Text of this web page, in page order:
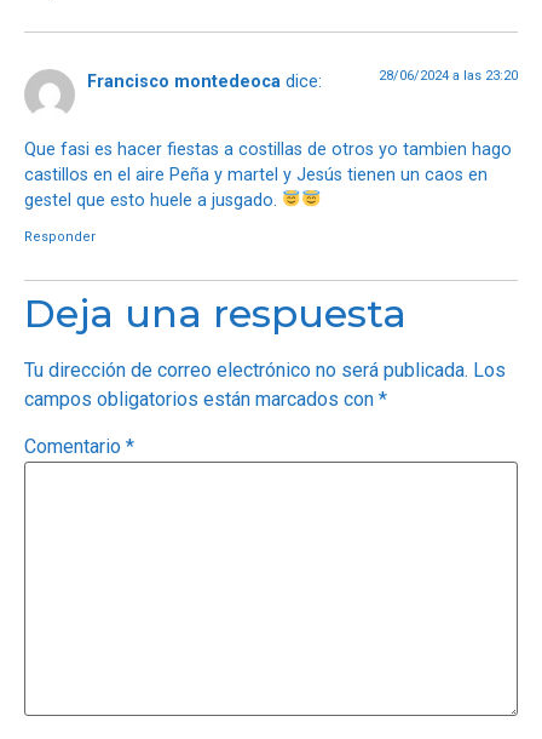
Francisco montedeoca dice: 28/06/2024 a las 23:20
Que fasi es hacer fiestas a costillas de otros yo tambien hago
castillos en el aire Peña y martel y Jesús tienen un caos en
gestel que esto huele a jusgado.
Responder
Deja una respuesta
Tu dirección de correo electrónico no será publicada. Los
campos obligatorios están marcados con *
Comentario *